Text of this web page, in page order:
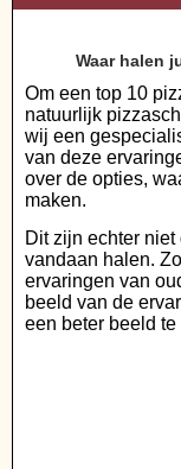
Waar halen
Om een top 10
natuurlijk
wij een
van deze
over de opties,
maken.
Dit zijn echter
vandaan halen.
ervaringen van
beeld van de
een beter beeld